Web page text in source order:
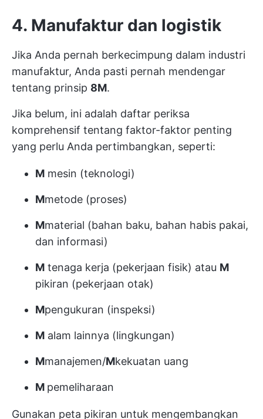
4. Manufaktur dan logistik
Jika Anda pernah berkecimpung dalam industri
manufaktur, Anda pasti pernah mendengar
tentang prinsip 8M.
Jika belum, ini adalah daftar periksa
komprehensif tentang faktor-faktor penting
yang perlu Anda pertimbangkan, seperti:
M mesin (teknologi)
Mmetode (proses)
Mmaterial (bahan baku, bahan habis pakai,
dan informasi)
M tenaga kerja (pekerjaan fisik) atau M
pikiran (pekerjaan otak)
Mpengukuran (inspeksi)
M alam lainnya (lingkungan)
Mmanajemen/Mkekuatan uang
M pemeliharaan
Gunakan peta pikiran untuk mengembangkan